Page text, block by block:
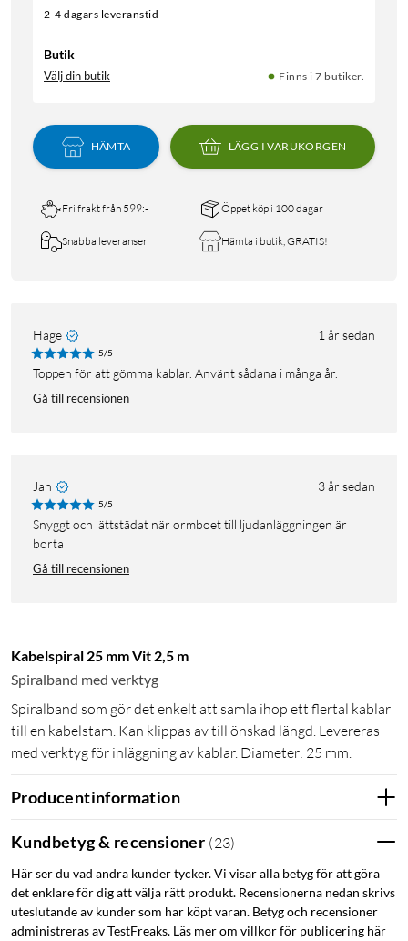
2-4 dagars leveranstid
Butik
Välj din butik Finns i 7 butiker.
HÄMTA LÄGG I VARUKORGEN
Fri frakt från 599:- Öppet köp i 100 dagar
Snabba leveranser Hämta i butik, GRATIS!
Hage 1 år sedan
5/5
Toppen för att gömma kablar. Använt sådana i många år.
Gå till recensionen
Jan 3 år sedan
5/5
Snyggt och lättstädat när ormboet till ljudanläggningen är
borta
Gå till recensionen
Kabelspiral 25 mm Vit 2,5 m
Spiralband med verktyg
Spiralband som gör det enkelt att samla ihop ett flertal kablar
till en kabelstam. Kan klippas av till önskad längd. Levereras
med verktyg för inläggning av kablar. Diameter: 25 mm.
Producentinformation
Kundbetyg & recensioner (23)
Här ser du vad andra kunder tycker. Vi visar alla betyg för att göra
det enklare för dig att välja rätt produkt. Recensionerna nedan skrivs
uteslutande av kunder som har köpt varan. Betyg och recensioner
administreras av TestFreaks. Läs mer om villkor för publicering här